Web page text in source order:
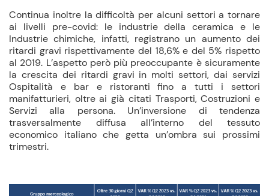
Continua inoltre la difficoltà per alcuni settori a tornare
ai livelli pre-covid: le industrie della ceramica e le
Industrie chimiche, infatti, registrano un aumento dei
ritardi gravi rispettivamente del 18,6% e del 5% rispetto
al 2019. L’aspetto però più preoccupante è sicuramente
la crescita dei ritardi gravi in molti settori, dai servizi
Ospitalità e bar e ristoranti fino a tutti i settori
manifatturieri, oltre ai già citati Trasporti, Costruzioni e
Servizi alla persona. Un’inversione di tendenza
trasversalmente diffusa all’interno del tessuto
economico italiano che getta un’ombra sui prossimi
trimestri.